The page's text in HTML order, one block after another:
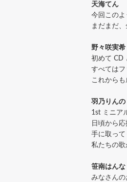
天海てん
今回この
まだまだ
野々咲実希
初めて CD
すべてはフ
これから
羽乃りんの
1st ミニア
日頃から
手に取って
私たちの歌
笹南はんな
みなさん